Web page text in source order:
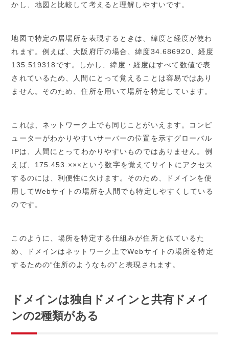
かし、地図と比較して考えると理解しやすいです。
地図で特定の居場所を表現するときは、緯度と経度が使わ
れます。例えば、大阪府庁の場合、緯度34.686920、経度
135.519318です。しかし、緯度・経度はすべて数値で表
されているため、人間にとって覚えることは容易ではあり
ません。そのため、住所を用いて場所を特定しています。
これは、ネットワーク上でも同じことがいえます。コンピ
ューターがわかりやすいサーバーの位置を示すグローバル
IPは、人間にとってわかりやすいものではありません。例
えば、175.453.×××という数字を覚えてサイトにアクセス
するのには、利便性に欠けます。そのため、ドメインを使
用してWebサイトの場所を人間でも特定しやすくしている
のです。
このように、場所を特定する仕組みが住所と似ているた
め、ドメインはネットワーク上でWebサイトの場所を特定
するための“住所のようなもの”と表現されます。
ドメインは独自ドメインと共有ドメイ
ンの2種類がある